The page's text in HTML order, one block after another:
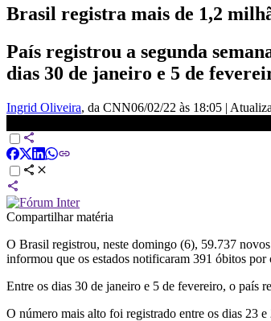
Brasil registra mais de 1,2
País registrou a segunda
dias 30 de janeiro e 5 de
Ingrid Oliveira, da CNN06/02/22 às 18:05 |
Compartilhar matéria
O Brasil registrou, neste domingo (6), 59.737 novos
informou que os estados notificaram 391 óbitos por
Entre os dias 30 de janeiro e 5 de fevereiro, o país
O número mais alto foi registrado entre os dias 23